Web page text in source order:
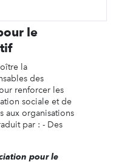
le
la
des
renforcer les
sociale et de
aux organisations
par : - Des
pour le